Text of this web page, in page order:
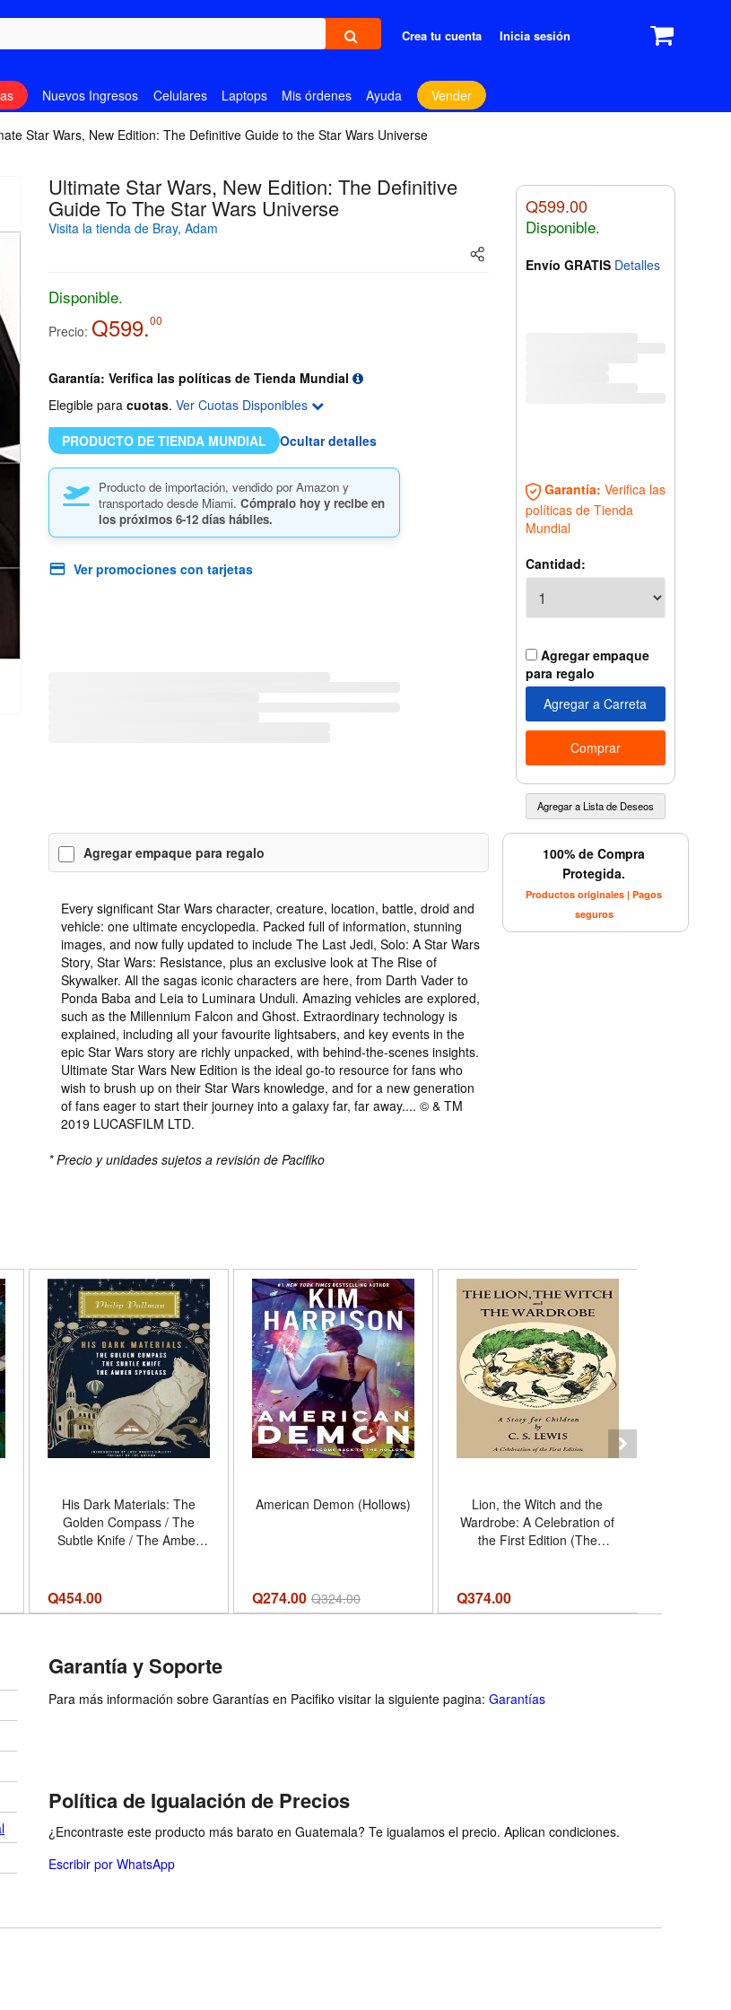
Crea tu cuenta Inicia sesión
Nuevos Ingresos Celulares Laptops Mis órdenes Ayuda Vender
Star Wars, New Edition: The Definitive Guide to the Star Wars Universe
Ultimate Star Wars, New Edition: The Definitive
Guide To The Star Wars Universe
Visita la tienda de Bray, Adam
Disponible.
Precio: Q599.00
Garantía: Verifica las políticas de Tienda Mundial
Elegible para cuotas. Ver Cuotas Disponibles
PRODUCTO DE TIENDA MUNDIAL
Ocultar detalles
Producto de importación, vendido por Amazon y
transportado desde Miami. Cómpralo hoy y recibe en
los próximos 6-12 días hábiles.
Ver promociones con tarjetas
Agregar empaque para regalo
Every significant Star Wars character, creature, location, battle, droid and
vehicle: one ultimate encyclopedia. Packed full of information, stunning
images, and now fully updated to include The Last Jedi, Solo: A Star Wars
Story, Star Wars: Resistance, plus an exclusive look at The Rise of
Skywalker. All the sagas iconic characters are here, from Darth Vader to
Ponda Baba and Leia to Luminara Unduli. Amazing vehicles are explored,
such as the Millennium Falcon and Ghost. Extraordinary technology is
explained, including all your favourite lightsabers, and key events in the
epic Star Wars story are richly unpacked, with behind-the-scenes insights.
Ultimate Star Wars New Edition is the ideal go-to resource for fans who
wish to brush up on their Star Wars knowledge, and for a new generation
of fans eager to start their journey into a galaxy far, far away.... © & TM
2019 LUCASFILM LTD.
* Precio y unidades sujetos a revisión de Pacifiko
Q599.00
Disponible.
Envío GRATIS Detalles
Garantía: Verifica las
políticas de Tienda
Mundial
Cantidad:
Agregar empaque
para regalo
100% de Compra
Protegida.
Productos originales | Pagos
seguros
His Dark Materials: The
Golden Compass / The
Subtle Knife / The Amber
Q454.00
American Demon (Hollows)
Q274.00 Q324.00
Lion, the Witch and the
Wardrobe: A Celebration of
the First Edition (The
Q374.00
Garantía y Soporte
Para más información sobre Garantías en Pacifiko visitar la siguiente pagina: Garantías
Política de Igualación de Precios
¿Encontraste este producto más barato en Guatemala? Te igualamos el precio. Aplican condiciones.
Escribir por WhatsApp